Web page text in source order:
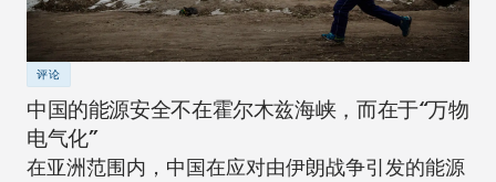
评论
中国的能源安全不在霍尔木兹海峡，而在于“万物
电气化”
在亚洲范围内，中国在应对由伊朗战争引发的能源